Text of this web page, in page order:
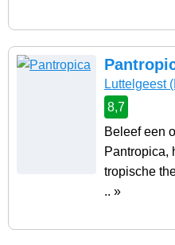
Luttelgeest
8,7
Beleef een
Pantropica,
tropische
.. »